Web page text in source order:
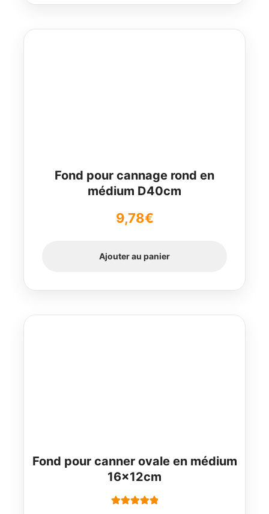
Fond pour cannage rond en
médium D40cm
9,78€
Ajouter au panier
Fond pour canner ovale en médium
16x12cm